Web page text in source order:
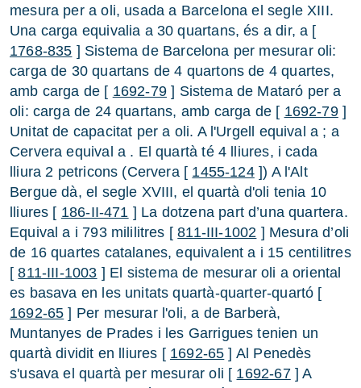
mesura per a oli, usada a Barcelona el segle XIII.
Una carga equivalia a 30 quartans, és a dir, a [
1768-835 ] Sistema de Barcelona per mesurar oli:
carga de 30 quartans de 4 quartons de 4 quartes,
amb carga de [ 1692-79] Sistema de Mataró per a
oli: carga de 24 quartans, amb carga de [ 1692-79]
Unitat de capacitat per a oli. A l'Urgell equival a ; a
Cervera equival a . El quartà té 4 lliures, i cada
lliura 2 petricons (Cervera [ 1455-124]) A l'Alt
Bergue dà, el segle XVIII, el quartà d'oli tenia 10
lliures [ 186-II-471 ] La dotzena part d’una quartera.
Equival a i 793 mililitres [811-III-1002 ] Mesura d’oli
de 16 quartes catalanes, equivalent a i 15 centilitres
[811-III-1003 ] El sistema de mesurar oli a oriental
es basava en les unitats quartà-quarter-quartó [
1692-65 ] Per mesurar l'oli, a de Barberà,
Muntanyes de Prades i les Garrigues tenien un
quartà dividit en lliures [ 1692-65 ] Al Penedès
s'usava el quartà per mesurar oli [ 1692-67] A